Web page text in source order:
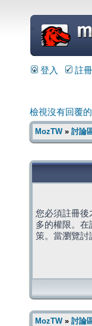
=
登入 註冊
檢視沒有回覆
MozTW» 討論
您必須註冊後
多的權限。
策。當瀏覽討
MozTW» 討論